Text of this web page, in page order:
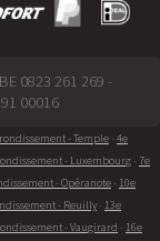
0823 261 269 -
00016
- Temple - 4e
- Luxembourg - 7e
- Opéranote - 10e
- Reuilly - 13e
- Vaugirard - 16e